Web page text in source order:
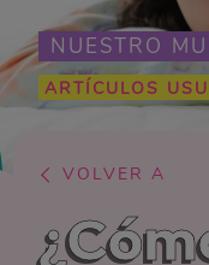
NUESTRO
ARTÍCULOS
VOLVER A